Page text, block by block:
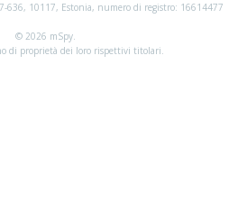
636, 10117, Estonia, numero di registro: 16614477
© 2026 mSpy.
di proprietà dei loro rispettivi titolari.